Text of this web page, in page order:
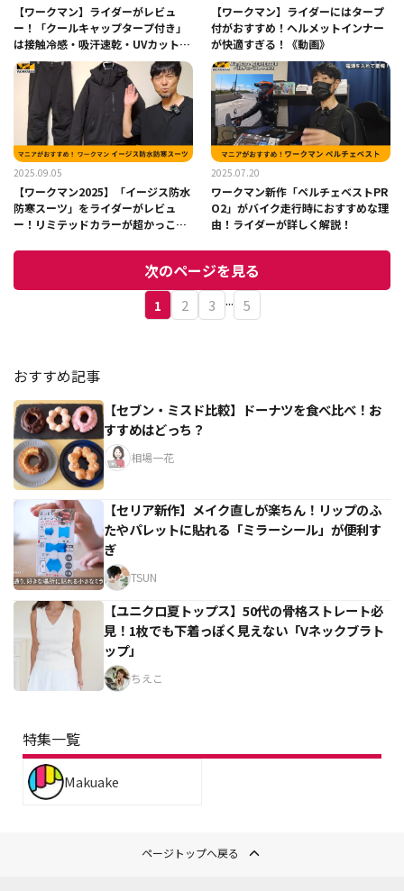
【ワークマン】ライダーがレビュ
ー！「クールキャップタープ付き」
は接触冷感・吸汗速乾・UVカット・
抗菌防臭って最強！
【ワークマン】ライダーにはタープ
付がおすすめ！ヘルメットインナー
が快適すぎる！《動画》
2025.09.05
【ワークマン2025】「イージス防水
防寒スーツ」をライダーがレビュ
ー！リミテッドカラーが超かっこい
2025.07.20
ワークマン新作「ペルチェベストPR
O2」がバイク走行時におすすめな理
由！ライダーが詳しく解説！
次のページを見る
1 2 3 ... 5
おすすめ記事
【セブン・ミスド比較】ドーナツを食べ比べ！お
すすめはどっち？
相場一花
【セリア新作】メイク直しが楽ちん！リップのふ
たやパレットに貼れる「ミラーシール」が便利す
ぎ
TSUN
【ユニクロ夏トップス】50代の骨格ストレート必
見！1枚でも下着っぽく見えない「Vネックブラト
ップ」
ちえこ
特集一覧
Makuake
ページトップへ戻る